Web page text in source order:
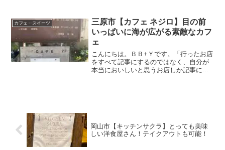
を紹介したいと思います。住宅地の一角
に位置しており、ちょっ...
カフェ・スイーツ
三原市【カフェ ネジロ】目の前
いっぱいに海が広がる素敵なカフ
ェ
こんにちは。ＢＢ+Ｙです。「行ったお店
をすべて記事にするのではなく、自分が
本当においしいと思うお店しか記事にし
岡山市【キッチンサクラ】とっても美味
しい洋食屋さん！テイクアウトも可能！